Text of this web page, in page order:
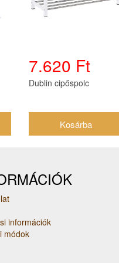
7.620 Ft
Dublin cipőspolc
információk
módok